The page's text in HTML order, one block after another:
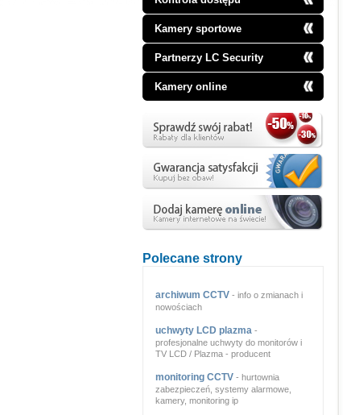
Kamery sportowe
Partnerzy LC Security
Kamery online
Polecane strony
archiwum CCTV - info o zmianach i
nowościach
uchwyty LCD plazma -
profesjonalne uchwyty do monitorów i
TV LCD / Plazma - producent
monitoring CCTV - hurtownia
zabezpieczeń, systemy alarmowe,
kamery, monitoring ip